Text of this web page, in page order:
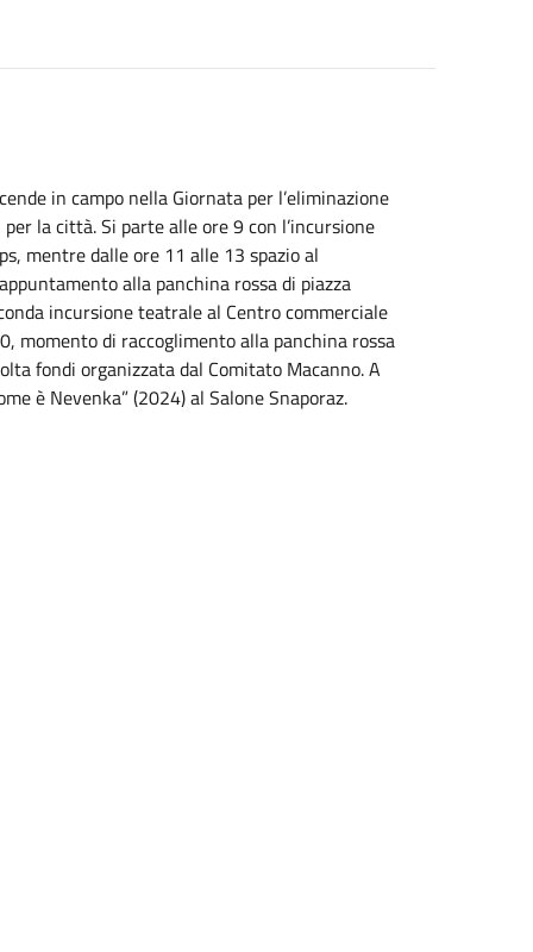
in campo nella Giornata per l’eliminazione
la città. Si parte alle ore 9 con l’incursione
mentre dalle ore 11 alle 13 spazio al
alla panchina rossa di piazza
incursione teatrale al Centro commerciale
momento di raccoglimento alla panchina rossa
fondi organizzata dal Comitato Macanno. A
è Nevenka” (2024) al Salone Snaporaz.